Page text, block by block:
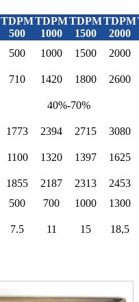
TDPM
500
TDPM
1000
TDPM
1500
TDPM
2000
500 1000 1500
2000
710 1420 1800
2600
40%-70%
1773 2394 2715
3080
1100 1320 1397
1625
1855 2187 2313
2453
500 700 1000
1300
7.5 11 15 18,5